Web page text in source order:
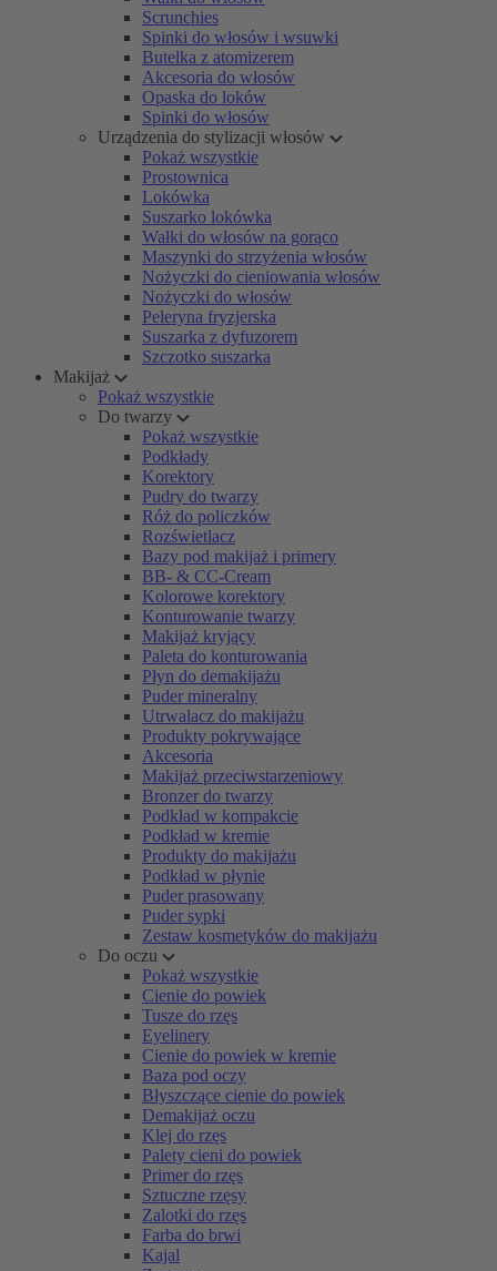
Scrunchies
Spinki do włosów i wsuwki
Butelka z atomizerem
Akcesoria do włosów
Opaska do loków
Spinki do włosów
Urządzenia do stylizacji włosów
Pokaż wszystkie
Prostownica
Lokówka
Suszarko lokówka
Wałki do włosów na gorąco
Maszynki do strzyżenia włosów
Nożyczki do cieniowania włosów
Nożyczki do włosów
Peleryna fryzjerska
Suszarka z dyfuzorem
Szczotko suszarka
Makijaż
Pokaż wszystkie
Do twarzy
Pokaż wszystkie
Podkłady
Korektory
Pudry do twarzy
Róż do policzków
Rozświetlacz
Bazy pod makijaż i primery
BB- & CC-Cream
Kolorowe korektory
Konturowanie twarzy
Makijaż kryjący
Paleta do konturowania
Płyn do demakijażu
Puder mineralny
Utrwalacz do makijażu
Produkty pokrywające
Akcesoria
Makijaż przeciwstarzeniowy
Bronzer do twarzy
Podkład w kompakcie
Podkład w kremie
Produkty do makijażu
Podkład w płynie
Puder prasowany
Puder sypki
Zestaw kosmetyków do makijażu
Do oczu
Pokaż wszystkie
Cienie do powiek
Tusze do rzęs
Eyelinery
Cienie do powiek w kremie
Baza pod oczy
Błyszczące cienie do powiek
Demakijaż oczu
Klej do rzęs
Palety cieni do powiek
Primer do rzęs
Sztuczne rzęsy
Zalotki do rzęs
Farba do brwi
Kajal